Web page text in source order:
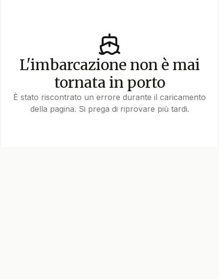
L'imbarcazione non è mai
tornata in porto
È stato riscontrato un errore durante il caricamento
della pagina. Si prega di riprovare più tardi.